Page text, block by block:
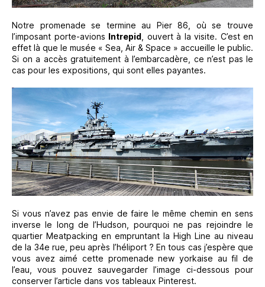
Notre promenade se termine au Pier 86, où se trouve
l’imposant porte-avions Intrepid , ouvert à la visite. C’est en
effet là que le musée « Sea, Air & Space » accueille le public.
Si on a accès gratuitement à l’embarcadère, ce n’est pas le
cas pour les expositions, qui sont elles payantes.
Si vous n’avez pas envie de faire le même chemin en sens
inverse le long de l’Hudson, pourquoi ne pas rejoindre le
quartier Meatpacking en empruntant la High Line au niveau
de la 34e rue, peu après l’héliport ? En tous cas j’espère que
vous avez aimé cette promenade new yorkaise au fil de
l’eau, vous pouvez sauvegarder l’image ci-dessous pour
conserver l’article dans vos tableaux Pinterest.